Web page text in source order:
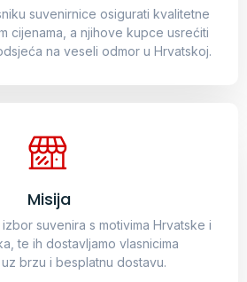
suvenirnice osigurati kvalitetne
cijenama, a njihove kupce usrećiti
na veseli odmor u Hrvatskoj.
Misija
suvenira s motivima Hrvatske i
te ih dostavljamo vlasnicima
brzu i besplatnu dostavu.